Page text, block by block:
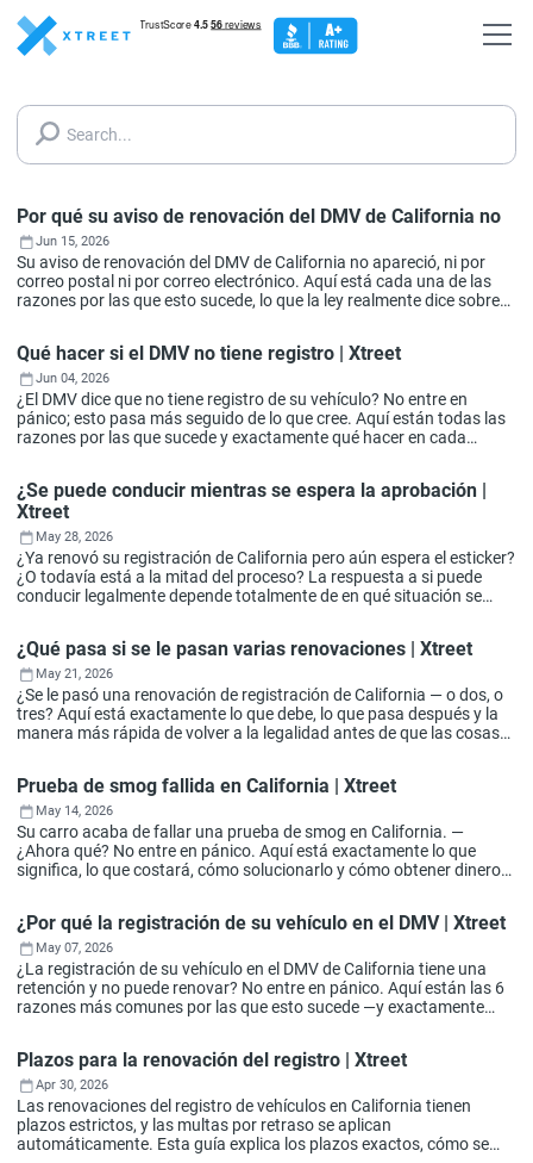
Search...
Por qué su aviso de renovación del DMV de California no
Jun 15, 2026
Su aviso de renovación del DMV de California no apareció, ni por
correo postal ni por correo electrónico. Aquí está cada una de las
razones por las que esto sucede, lo que la ley realmente dice sobre
Qué hacer si el DMV no tiene registro | Xtreet
Jun 04, 2026
¿El DMV dice que no tiene registro de su vehículo? No entre en
pánico; esto pasa más seguido de lo que cree. Aquí están todas las
razones por las que sucede y exactamente qué hacer en cada
¿Se puede conducir mientras se espera la aprobación |
Xtreet
May 28, 2026
¿Ya renovó su registración de California pero aún espera el esticker?
¿O todavía está a la mitad del proceso? La respuesta a si puede
conducir legalmente depende totalmente de en qué situación se
¿Qué pasa si se le pasan varias renovaciones | Xtreet
May 21, 2026
¿Se le pasó una renovación de registración de California — o dos, o
tres? Aquí está exactamente lo que debe, lo que pasa después y la
manera más rápida de volver a la legalidad antes de que las cosas
Prueba de smog fallida en California | Xtreet
May 14, 2026
Su carro acaba de fallar una prueba de smog en California. —
¿Ahora qué? No entre en pánico. Aquí está exactamente lo que
significa, lo que costará, cómo solucionarlo y cómo obtener dinero
¿Por qué la registración de su vehículo en el DMV | Xtreet
May 07, 2026
¿La registración de su vehículo en el DMV de California tiene una
retención y no puede renovar? No entre en pánico. Aquí están las 6
razones más comunes por las que esto sucede —y exactamente
Plazos para la renovación del registro | Xtreet
Apr 30, 2026
Las renovaciones del registro de vehículos en California tienen
plazos estrictos, y las multas por retraso se aplican
automáticamente. Esta guía explica los plazos exactos, cómo se